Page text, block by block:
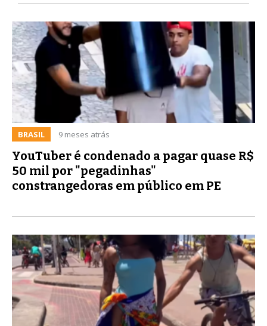
BRASIL 9 meses atrás
YouTuber é condenado a pagar quase R$
50 mil por "pegadinhas"
constrangedoras em público em PE